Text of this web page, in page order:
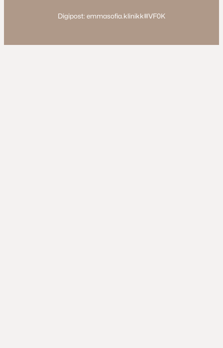
Digipost: emmasofia.klinikk#VF0K